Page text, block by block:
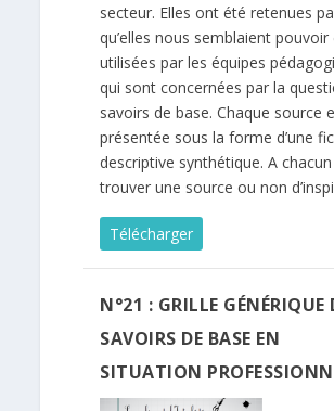
secteur. Elles ont été retenues
qu’elles nous semblaient pouvoir
utilisées par les équipes
qui sont concernées par la
savoirs de base. Chaque source
présentée sous la forme d’une
descriptive synthétique. A chacun
trouver une source ou non
Télécharger
N°21 : GRILLE GÉNÉRIQUE
SAVOIRS DE BASE EN
SITUATION